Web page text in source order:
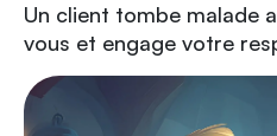
Un client tombe malade
vous et engage votre